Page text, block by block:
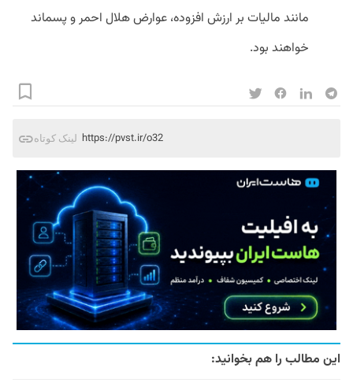
مانند مالیات بر ارزش افزوده، عوارض هلال احمر و پسماند
خواهند بود.
لینک کوتاه https://pvst.ir/o32
این مطالب را هم بخوانید: